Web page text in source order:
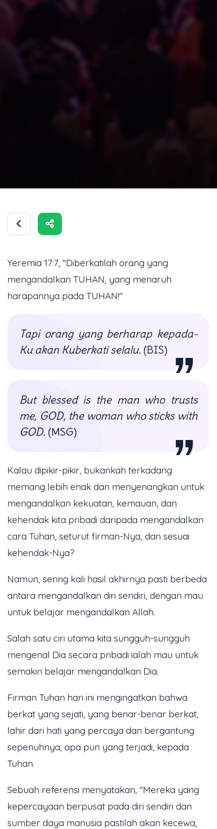
Yeremia 17:7, "Diberkatilah orang yang
mengandalkan TUHAN, yang menaruh
harapannya pada TUHAN!"
Tapi orang yang berharap kepada-
Ku akan Kuberkati selalu. (BIS)
But blessed is the man who trusts
me, GOD, the woman who sticks with
GOD. (MSG)
Kalau dipikir-pikir, bukankah terkadang
memang lebih enak dan menyenangkan untuk
mengandalkan kekuatan, kemauan, dan
kehendak kita pribadi daripada mengandalkan
cara Tuhan, seturut firman-Nya, dan sesuai
kehendak-Nya?
Namun, sering kali hasil akhirnya pasti berbeda
antara mengandalkan diri sendiri, dengan mau
untuk belajar mengandalkan Allah.
Salah satu ciri utama kita sungguh-sungguh
mengenal Dia secara pribadi ialah mau untuk
semakin belajar mengandalkan Dia.
Firman Tuhan hari ini mengingatkan bahwa
berkat yang sejati, yang benar-benar berkat,
lahir dari hati yang percaya dan bergantung
sepenuhnya, apa pun yang terjadi, kepada
Tuhan.
Sebuah referensi menyatakan, "Mereka yang
kepercayaan berpusat pada diri sendiri dan
sumber daya manusia pastilah akan kecewa,